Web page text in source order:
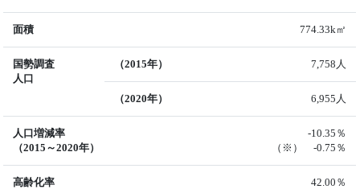
面積 774.33k㎡
国勢調査
人口
（2015年） 7,758人
（2020年） 6,955人
人口増減率
（2015～2020年）
-10.35％
（※） -0.75％
高齢化率
42.00％